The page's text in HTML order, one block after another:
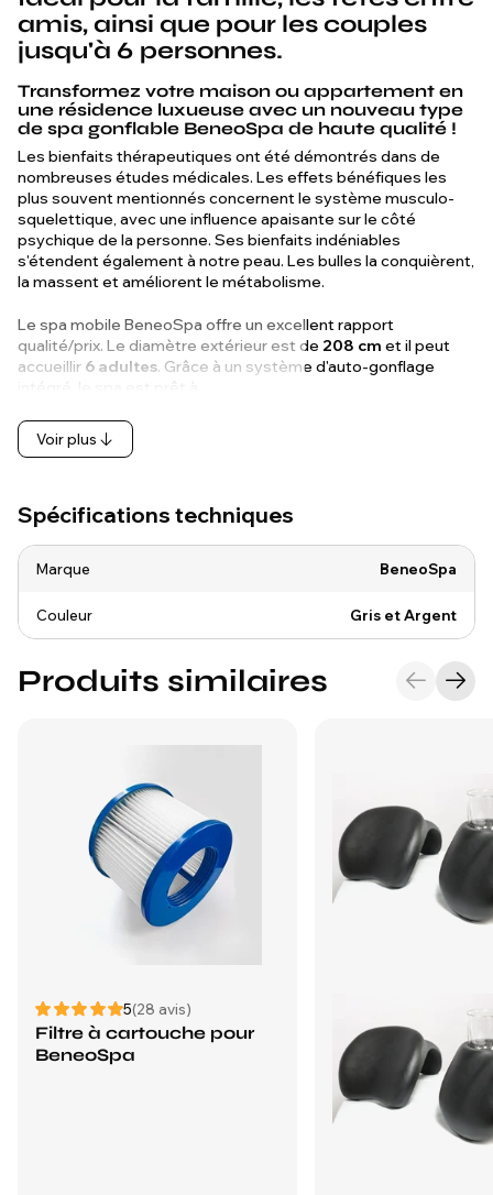
amis, ainsi que pour les couples
jusqu'à 6 personnes.
Transformez votre maison ou appartement en
une résidence luxueuse avec un nouveau type
de spa gonflable BeneoSpa de haute qualité !
Les bienfaits thérapeutiques ont été démontrés dans de
nombreuses études médicales. Les effets bénéfiques les
plus souvent mentionnés concernent le système musculo-
squelettique, avec une influence apaisante sur le côté
psychique de la personne. Ses bienfaits indéniables
s'étendent également à notre peau. Les bulles la conquièrent,
la massent et améliorent le métabolisme.
Le spa mobile BeneoSpa offre un excellent rapport
qualité/prix. Le diamètre extérieur est de 208 cm et il peut
accueillir 6 adultes. Grâce à un système d'auto-gonflage
intégré, le spa est prêt à…
Voir plus
Spécifications techniques
Marque BeneoSpa
Couleur Gris et Argent
Produits similaires
5(28 avis)
Filtre à cartouche pour
BeneoSpa